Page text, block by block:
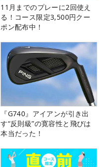
11月までのプレーに2回使え
る！コース限定3,500円クー
ポン配布中！
『G740』アイアンが引き出
す“反則級”の寛容性と飛びは
本当だった！